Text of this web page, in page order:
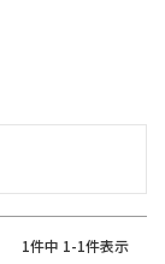
1件中 1-1件表示